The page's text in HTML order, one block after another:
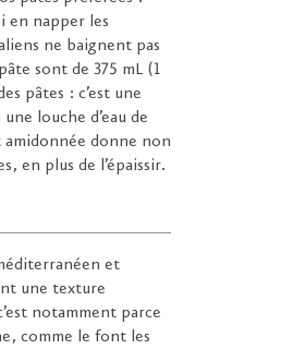
en napper les
ne baignent pas
sont de 375 mL (1
pâtes : c’est une
louche d’eau de
amidonnée donne non
en plus de l’épaissir.
et
une texture
notamment parce
comme le font les